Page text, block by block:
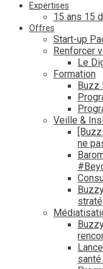
Expertises
15 ans 15
Offres
Start-up
Renforcer
Le
Formation
Buzz
Veille &
ne
santé